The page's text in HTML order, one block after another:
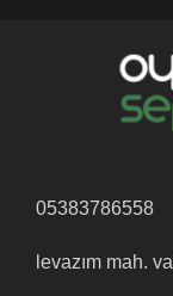
05383786558
levazım mah.